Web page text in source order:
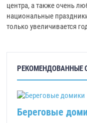
центра, а также очень
национальные
только увеличивается
РЕКОМЕНДОВАННЫЕ
Береговые